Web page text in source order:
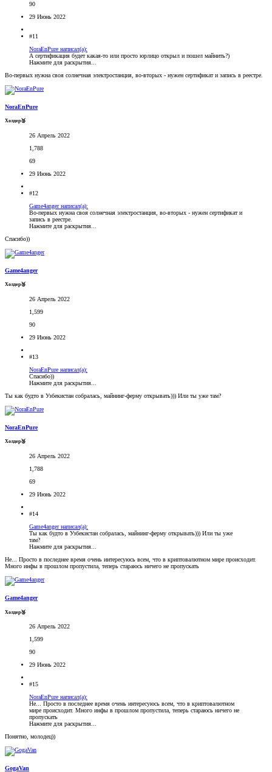
90
29 Июнь 2022
#11
NoraEnPure написал(а):
А сертификация будет какая-то или просто юрлицо открыл и пошел майнить?)
Нажмите для раскрытия...
Во-первых нужна своя солнечная электростанция, во-вторых - нужен сертификат и запись в реестре.
NoraEnPure
Холдер🥉
26 Апрель 2022
1,788
69
29 Июнь 2022
#12
Game4anger написал(а):
Во-первых нужна своя солнечная электростанция, во-вторых - нужен сертификат и
запись в реестре.
Нажмите для раскрытия...
Спасибо))
Game4anger
Холдер🥉
26 Апрель 2022
1,599
90
29 Июнь 2022
#13
NoraEnPure написал(а):
Спасибо))
Нажмите для раскрытия...
Ты как будто в Узбекистан собралась, майнинг-ферму открывать))) Или ты уже там?
NoraEnPure
Холдер🥉
26 Апрель 2022
1,788
69
29 Июнь 2022
#14
Game4anger написал(а):
Ты как будто в Узбекистан собралась, майнинг-ферму открывать))) Или ты уже
там?
Нажмите для раскрытия...
Не... Просто в последнее время очень интересуюсь всем, что в криптовалютном мире происходит.
Много инфы в прошлом пропустила, теперь стараюсь ничего не пропускать
Game4anger
Холдер🥉
26 Апрель 2022
1,599
90
29 Июнь 2022
#15
NoraEnPure написал(а):
Не... Просто в последнее время очень интересуюсь всем, что в криптовалютном
мире происходит. Много инфы в прошлом пропустила, теперь стараюсь ничего не
пропускать
Нажмите для раскрытия...
Понятно, молодец))
GogaVan